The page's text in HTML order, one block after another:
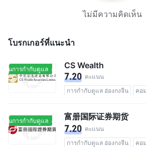
ไม่มีความคิดเห็น
โบรกเกอร์ที่แนะนํา
ในการกำกับดูแล อยู่ในการกำกับดูแล
CS Wealth
7.20 คะแนน
การกำกับดูแล ฮ่องกงจีน
คอ
ในการกำกับดูแล อยู่ในการกำกับดูแล
富册国际证券期货
7.20 คะแนน
การกำกับดูแล ฮ่องกงจีน
คอ